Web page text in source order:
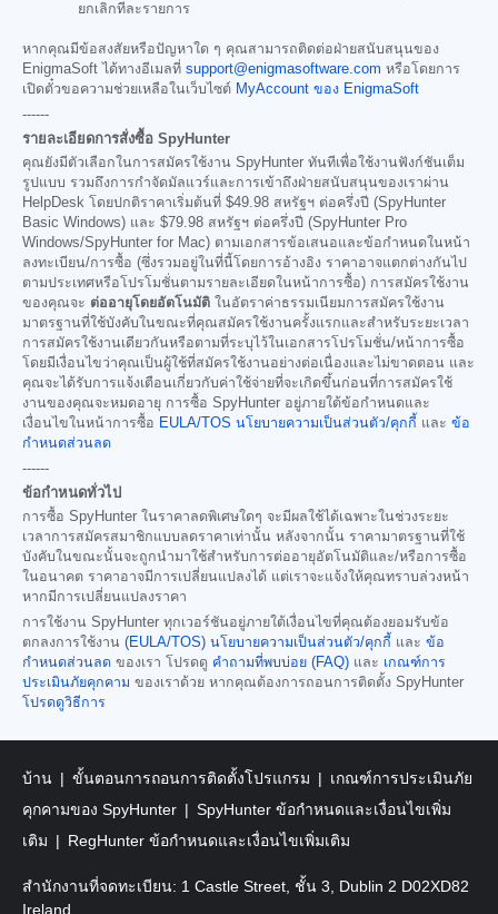
ยกเลิกทีละรายการ
หากคุณมีข้อสงสัยหรือปัญหาใด ๆ คุณสามารถติดต่อฝ่ายสนับสนุนของ
EnigmaSoft ได้ทางอีเมลที่ support@enigmasoftware.com หรือโดยการ
เปิดตั๋วขอความช่วยเหลือในเว็บไซต์ MyAccount ของ EnigmaSoft
------
รายละเอียดการสั่งซื้อ SpyHunter
คุณยังมีตัวเลือกในการสมัครใช้งาน SpyHunter ทันทีเพื่อใช้งานฟังก์ชันเต็ม
รูปแบบ รวมถึงการกำจัดมัลแวร์และการเข้าถึงฝ่ายสนับสนุนของเราผ่าน
HelpDesk โดยปกติราคาเริ่มต้นที่ $49.98 สหรัฐฯ ต่อครึ่งปี (SpyHunter
Basic Windows) และ $79.98 สหรัฐฯ ต่อครึ่งปี (SpyHunter Pro
Windows/SpyHunter for Mac) ตามเอกสารข้อเสนอและข้อกำหนดในหน้า
ลงทะเบียน/การซื้อ (ซึ่งรวมอยู่ในที่นี้โดยการอ้างอิง ราคาอาจแตกต่างกันไป
ตามประเทศหรือโปรโมชั่นตามรายละเอียดในหน้าการซื้อ) การสมัครใช้งาน
ของคุณจะ ต่ออายุโดยอัตโนมัติ ในอัตราค่าธรรมเนียมการสมัครใช้งาน
มาตรฐานที่ใช้บังคับในขณะที่คุณสมัครใช้งานครั้งแรกและสำหรับระยะเวลา
การสมัครใช้งานเดียวกันหรือตามที่ระบุไว้ในเอกสารโปรโมชั่น/หน้าการซื้อ
โดยมีเงื่อนไขว่าคุณเป็นผู้ใช้ที่สมัครใช้งานอย่างต่อเนื่องและไม่ขาดตอน และ
คุณจะได้รับการแจ้งเตือนเกี่ยวกับค่าใช้จ่ายที่จะเกิดขึ้นก่อนที่การสมัครใช้
งานของคุณจะหมดอายุ การซื้อ SpyHunter อยู่ภายใต้ข้อกำหนดและ
เงื่อนไขในหน้าการซื้อ EULA/TOS นโยบายความเป็นส่วนตัว/คุกกี้ และ ข้อ
กำหนดส่วนลด
------
ข้อกำหนดทั่วไป
การซื้อ SpyHunter ในราคาลดพิเศษใดๆ จะมีผลใช้ได้เฉพาะในช่วงระยะ
เวลาการสมัครสมาชิกแบบลดราคาเท่านั้น หลังจากนั้น ราคามาตรฐานที่ใช้
บังคับในขณะนั้นจะถูกนำมาใช้สำหรับการต่ออายุอัตโนมัติและ/หรือการซื้อ
ในอนาคต ราคาอาจมีการเปลี่ยนแปลงได้ แต่เราจะแจ้งให้คุณทราบล่วงหน้า
หากมีการเปลี่ยนแปลงราคา
การใช้งาน SpyHunter ทุกเวอร์ชันอยู่ภายใต้เงื่อนไขที่คุณต้องยอมรับข้อ
ตกลงการใช้งาน (EULA/TOS) นโยบายความเป็นส่วนตัว/คุกกี้ และ ข้อ
กำหนดส่วนลด ของเรา โปรดดู คำถามที่พบบ่อย (FAQ) และ เกณฑ์การ
ประเมินภัยคุกคาม ของเราด้วย หากคุณต้องการถอนการติดตั้ง SpyHunter
โปรดดูวิธีการ
บ้าน ขั้นตอนการถอนการติดตั้งโปรแกรม
เกณฑ์การประเมินภัย
คุกคามของ SpyHunter
SpyHunter ข้อกำหนดและเงื่อนไขเพิ่ม
เติม
RegHunter ข้อกำหนดและเงื่อนไขเพิ่มเติม
สำนักงานที่จดทะเบียน: 1 Castle Street, ชั้น 3, Dublin 2 D02XD82
Ireland